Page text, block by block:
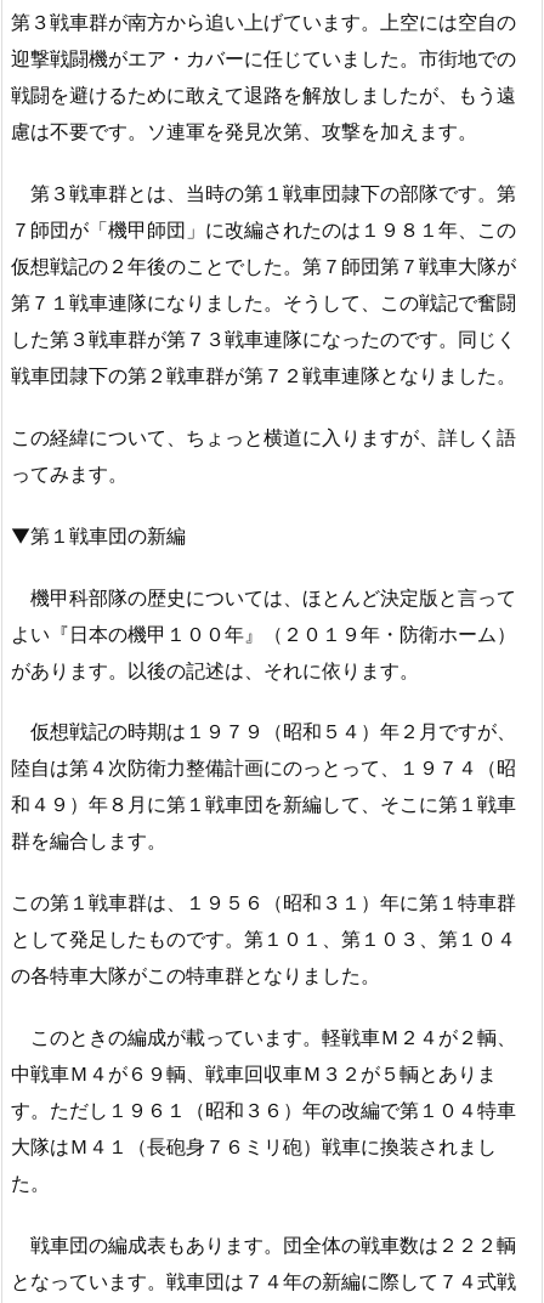
第３戦車群が南方から追い上げています。上空には空自の
迎撃戦闘機がエア・カバーに任じていました。市街地での
戦闘を避けるために敢えて退路を解放しましたが、もう遠
慮は不要です。ソ連軍を発見次第、攻撃を加えます。
第３戦車群とは、当時の第１戦車団隷下の部隊です。第
７師団が「機甲師団」に改編されたのは１９８１年、この
仮想戦記の２年後のことでした。第７師団第７戦車大隊が
第７１戦車連隊になりました。そうして、この戦記で奮闘
した第３戦車群が第７３戦車連隊になったのです。同じく
戦車団隷下の第２戦車群が第７２戦車連隊となりました。
この経緯について、ちょっと横道に入りますが、詳しく語
ってみます。
▼第１戦車団の新編
機甲科部隊の歴史については、ほとんど決定版と言って
よい『日本の機甲１００年』（２０１９年・防衛ホーム）
があります。以後の記述は、それに依ります。
仮想戦記の時期は１９７９（昭和５４）年２月ですが、
陸自は第４次防衛力整備計画にのっとって、１９７４（昭
和４９）年８月に第１戦車団を新編して、そこに第１戦車
群を編合します。
この第１戦車群は、１９５６（昭和３１）年に第１特車群
として発足したものです。第１０１、第１０３、第１０４
の各特車大隊がこの特車群となりました。
このときの編成が載っています。軽戦車Ｍ２４が２輌、
中戦車Ｍ４が６９輌、戦車回収車Ｍ３２が５輌とありま
す。ただし１９６１（昭和３６）年の改編で第１０４特車
大隊はＭ４１（長砲身７６ミリ砲）戦車に換装されまし
た。
戦車団の編成表もあります。団全体の戦車数は２２２輌
となっています。戦車団は７４年の新編に際して７４式戦